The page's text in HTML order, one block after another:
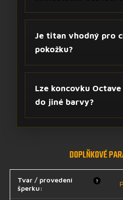
Je titan vhodný pro
pokožku?
Lze koncovku
do jiné barvy?
DOPLŇKOVÉ
?
Tvar / provedení
šperku: